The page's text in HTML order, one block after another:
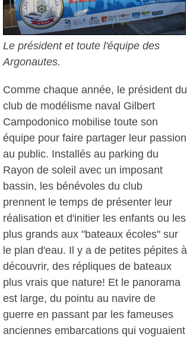
Le président et toute l'équipe des
Argonautes.
Comme chaque année, le président du
club de modélisme naval Gilbert
Campodonico mobilise toute son
équipe pour faire partager leur passion
au public. Installés au parking du
Rayon de soleil avec un imposant
bassin, les bénévoles du club
prennent le temps de présenter leur
réalisation et d'initier les enfants ou les
plus grands aux "bateaux écoles" sur
le plan d'eau. Il y a de petites pépites à
découvrir, des répliques de bateaux
plus vrais que nature! Et le panorama
est large, du pointu au navire de
guerre en passant par les fameuses
anciennes embarcations qui voguaient